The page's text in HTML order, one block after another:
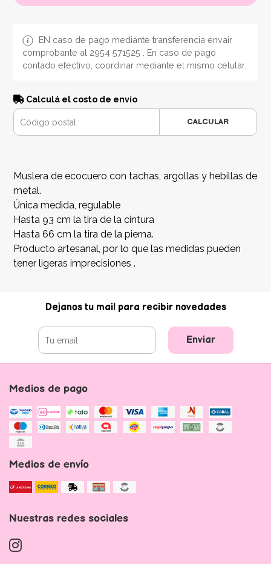
EN caso de pago mediante transferencia envair
comprobante al 2954 571525 . En caso de pago
contado efectivo, coordinar mediante el mismo celular.
Calculá el costo de envío
CALCULAR
Muslera de ecocuero con tachas, argollas y hebillas de
metal.
Única medida, regulable
Hasta 93 cm la tira de la cintura
Hasta 66 cm la tira de la pierna.
Producto artesanal, por lo que las medidas pueden
tener ligeras imprecisiones .
Dejanos tu mail para recibir novedades
Enviar
Medios de pago
Medios de envío
Nuestras redes sociales